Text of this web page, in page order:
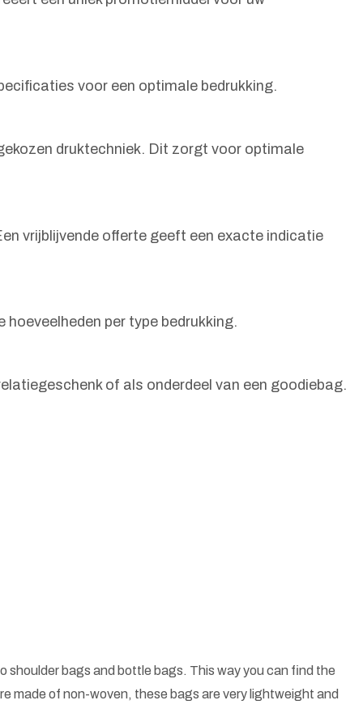
voor een optimale bedrukking.
druktechniek. Dit zorgt voor optimale
vrijblijvende offerte geeft een exacte indicatie
per type bedrukking.
of als onderdeel van een goodiebag.
bags and bottle bags. This way you can find the
made of non-woven, these bags are very lightweight and